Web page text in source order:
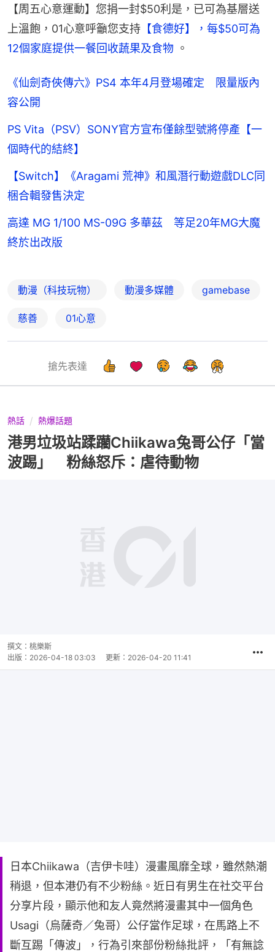
【周五心意運動】您捐一封$50利是，已可為基層送
上溫飽，01心意呼籲您支持 【食德好】，每$50可為
12個家庭提供一餐回收蔬果及食物 。
《仙劍奇俠傳六》PS4 本年4月登場確定 限量版內
容公開
PS Vita（PSV）SONY官方宣布僅餘型號將停產【一
個時代的結終】
【Switch】《Aragami 荒神》和風潛行動遊戲DLC同
梱合輯發售決定
高達 MG 1/100 MS-09G 多華茲 等足20年MG大魔
終於出改版
動漫（科技玩物） 動漫多媒體 gamebase
慈善 01心意
搶先表達
熱話 熱爆話題
港男垃圾站蹂躪Chiikawa兔哥公仔「當
波踢」 粉絲怒斥：虐待動物
撰文： 桃樂斯
出版： 2026-04-18 03:03 更新： 2026-04-20 11:41
日本Chiikawa（吉伊卡哇）漫畫風靡全球，雖然熱潮
稍退，但本港仍有不少粉絲。近日有男生在社交平台
分享片段，顯示他和友人竟然將漫畫其中一個角色
Usagi（烏薩奇／兔哥）公仔當作足球，在馬路上不
斷互踢「傳波」，行為引來部份粉絲批評，「有無諗